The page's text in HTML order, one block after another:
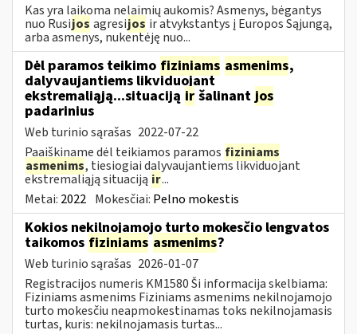
Kas yra laikoma nelaimių aukomis? Asmenys, bėgantys
nuo Rusijos agresijos ir atvykstantys į Europos Sąjungą,
arba asmenys, nukentėję nuo...
Dėl paramos teikimo fiziniams asmenims,
dalyvaujantiems likviduojant
ekstremaliąją...situaciją ir šalinant jos
padarinius
Web turinio sąrašas 2022-07-22
Paaiškiname dėl teikiamos paramos fiziniams
asmenims, tiesiogiai dalyvaujantiems likviduojant
ekstremaliąją situaciją ir...
Metai: 2022 Mokesčiai: Pelno mokestis
Kokios nekilnojamojo turto mokesčio lengvatos
taikomos fiziniams asmenims?
Web turinio sąrašas 2026-01-07
Registracijos numeris KM1580 Ši informacija skelbiama:
Fiziniams asmenims Fiziniams asmenims nekilnojamojo
turto mokesčiu neapmokestinamas toks nekilnojamasis
turtas, kuris: nekilnojamasis turtas...